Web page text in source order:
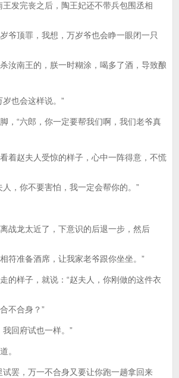
发完丧之后，陶王妃还不带兵包围丞相
爷顶罪，我想，万岁爷也会睁一眼闭一只
汝南王的，朕一时糊涂，喝多了酒，导致酿
也会这样说。”
“六郎，你一定要帮我们啊，我们老爷真
赵夫人受惊的样子，心中一阵得意，不慌
人，你不要害怕，我一定会帮你的。”
龙太近了，下意识的后退一步，然后
符准备酒席，让我家老爷跟你坐坐。”
样子，就说：“赵夫人，你刚做的这件衣
不合身？”
回府试也一样。”
。
罢，万一不合身又要让你跑一趟拿回来